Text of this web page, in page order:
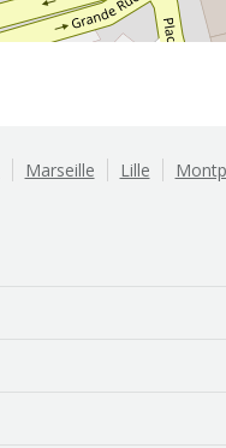
Marseille Lille